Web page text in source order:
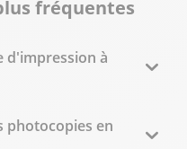
fréquentes
d'impression à
photocopies en